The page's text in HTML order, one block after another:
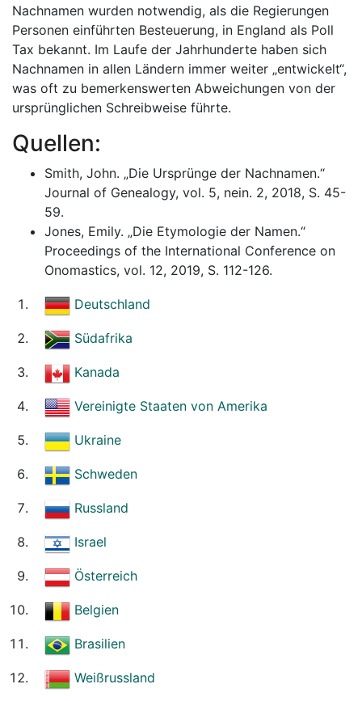
Nachnamen wurden notwendig, als die Regierungen
Personen einführten Besteuerung, in England als Poll
Tax bekannt. Im Laufe der Jahrhunderte haben sich
Nachnamen in allen Ländern immer weiter „entwickelt“,
was oft zu bemerkenswerten Abweichungen von der
ursprünglichen Schreibweise führte.
Quellen:
Smith, John. „Die Ursprünge der Nachnamen.“
Journal of Genealogy, vol. 5, nein. 2, 2018, S. 45-
59.
Jones, Emily. „Die Etymologie der Namen.“
Proceedings of the International Conference on
Onomastics, vol. 12, 2019, S. 112-126.
Deutschland
Südafrika
Kanada
Vereinigte Staaten von Amerika
Ukraine
Schweden
Russland
Israel
Österreich
Belgien
Brasilien
Weißrussland